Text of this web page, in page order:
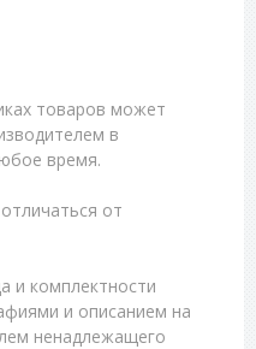
товаров может
в
время.
от
и комплектности
и описанием на
ненадлежащего